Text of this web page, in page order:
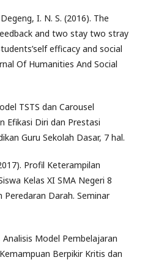
I. N. S. (2016). The
and two stay two stray
efficacy and social
Of Humanities And Social
TSTS dan Carousel
Efikasi Diri dan Prestasi
Guru Sekolah Dasar, 7 hal.
Profil Keterampilan
Kelas XI SMA Negeri 8
Darah. Seminar
Model Pembelajaran
Berpikir Kritis dan